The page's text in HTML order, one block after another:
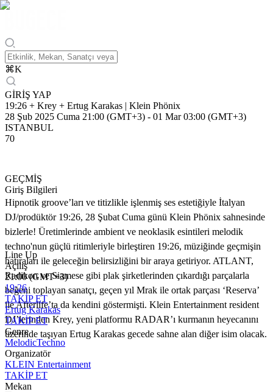
⌘K
GİRİŞ YAP
19:26 + Krey + Ertug Karakas | Klein Phönix
28 Şub 2025 Cuma 21:00 (GMT+3) - 01 Mar 03:00 (GMT+3)
ISTANBUL
70
GEÇMİŞ
Giriş Bilgileri
Hipnotik groove’ları ve titizlikle işlenmiş ses estetiğiyle İtalyan
DJ/prodüktör 19:26, 28 Şubat Cuma günü Klein Phönix sahnesinde
bizlerle! Üretimlerinde ambient ve neoklasik esintileri melodik
techno'nun güçlü ritimleriyle birleştiren 19:26, müziğinde geçmişin
hatıraları ile geleceğin belirsizliğini bir araya getiriyor. ATLANT,
Radikon ve Siamese gibi plak şirketlerinden çıkardığı parçalarla
beğeni toplayan sanatçı, geçen yıl Mrak ile ortak parçası ‘Reserva’
ile Afterlife’ta da kendini göstermişti. Klein Entertainment resident
DJ’lerinden Krey, yeni platformu RADAR’ı kurmanın heyecanını
üzerinde taşıyan Ertug Karakas gecede sahne alan diğer isim olacak.
Line Up
Açılış
21:00 (GMT+3)
19:26
TAKİP ET
Ertug Karakas
TAKİP ET
Genre
MelodicTechno
Organizatör
KLEIN Entertainment
TAKİP ET
Mekan